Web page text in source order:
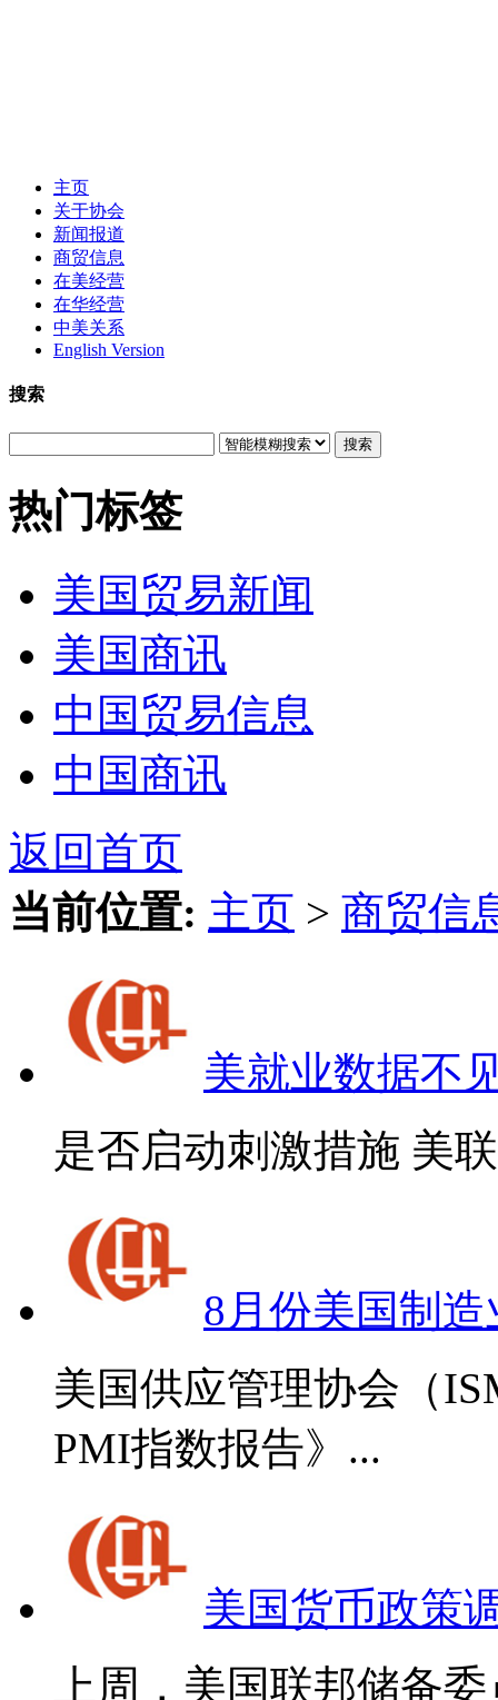
主页
关于协会
新闻报道
商贸信息
在美经营
在华经营
中美关系
English Version
搜索
搜索
热门标签
美国贸易新闻
美国商讯
中国贸易信息
中国商讯
返回首页
当前位置: 主页 > 商贸信
美就业数据不
是否启动刺激措施 美
8月份美国制
美国供应管理协会（
PMI指数报告》...
美国货币政策
上周，美国联邦储备